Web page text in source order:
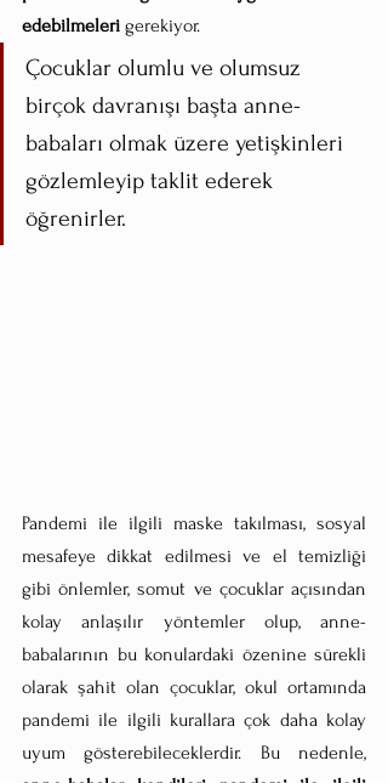
edebilmeleri gerekiyor.
Çocuklar olumlu ve olumsuz
birçok davranışı başta anne-
babaları olmak üzere yetişkinleri
gözlemleyip taklit ederek
öğrenirler.
Pandemi ile ilgili maske takılması, sosyal
mesafeye dikkat edilmesi ve el temizliği
gibi önlemler, somut ve çocuklar açısından
kolay anlaşılır yöntemler olup, anne-
babalarının bu konulardaki özenine sürekli
olarak şahit olan çocuklar, okul ortamında
pandemi ile ilgili kurallara çok daha kolay